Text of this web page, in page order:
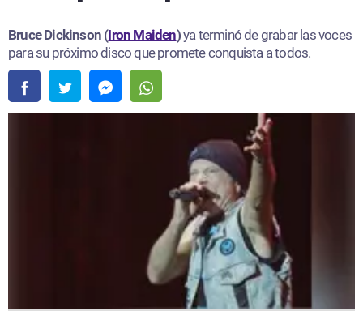
Bruce Dickinson (Iron Maiden)ya terminó de grabar las voces
para su próximo disco que promete conquista a todos.